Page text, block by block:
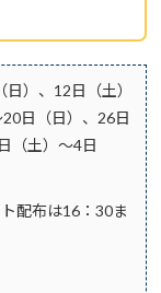
）、12日（土）
日（日）、26日
（土）～4日
配布は16：30ま